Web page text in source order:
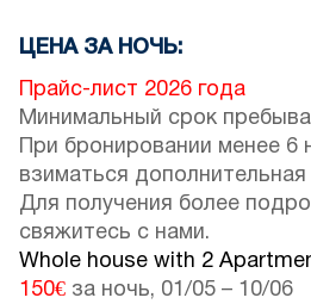
ЦЕНА ЗА НОЧЬ:
Прайс-лист 2026 года
Минимальный срок
При бронировании менее 6
взиматься дополнительная
Для получения более
свяжитесь с нами.
Whole house with 2
150€ за ночь, 01/05 – 10/06